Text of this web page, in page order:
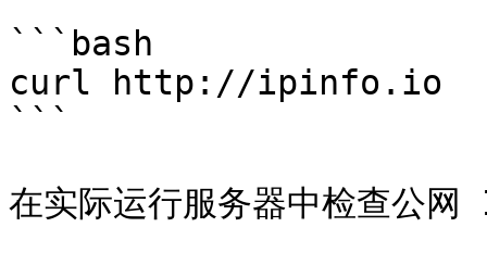
```bash
curl http://ipinfo.io
```
在实际运行服务器中检查公网